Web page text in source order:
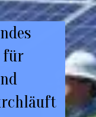
für